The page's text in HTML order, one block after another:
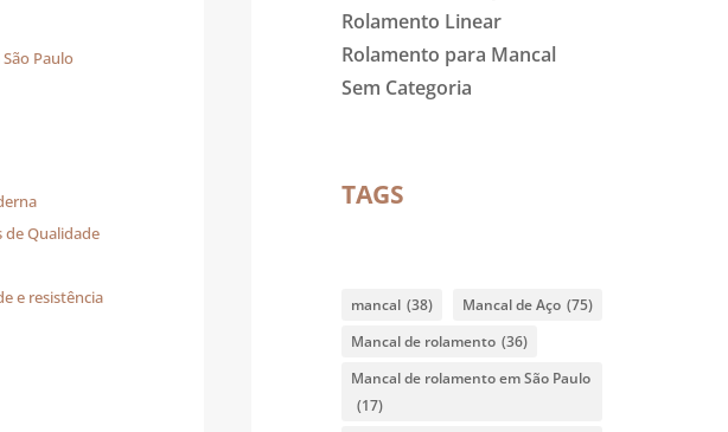
Paulo
de Qualidade
e resistência
Rolamento Linear
Rolamento para Mancal
Sem Categoria
TAGS
mancal (38) Mancal de Aço (75)
Mancal de rolamento (36)
Mancal de rolamento em São Paulo
(17)